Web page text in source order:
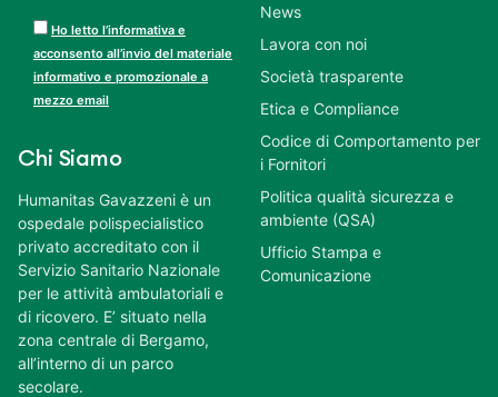
Ho letto l’informativa e
acconsento all’invio del materiale
informativo e promozionale a
mezzo email
Chi Siamo
Humanitas Gavazzeni è un
ospedale polispecialistico
privato accreditato con il
Servizio Sanitario Nazionale
per le attività ambulatoriali e
di ricovero. E’ situato nella
zona centrale di Bergamo,
all’interno di un parco
secolare.
News
Lavora con noi
Società trasparente
Etica e Compliance
Codice di Comportamento per
i Fornitori
Politica qualità sicurezza e
ambiente (QSA)
Ufficio Stampa e
Comunicazione